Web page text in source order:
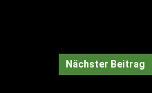
Nächster Beitrag